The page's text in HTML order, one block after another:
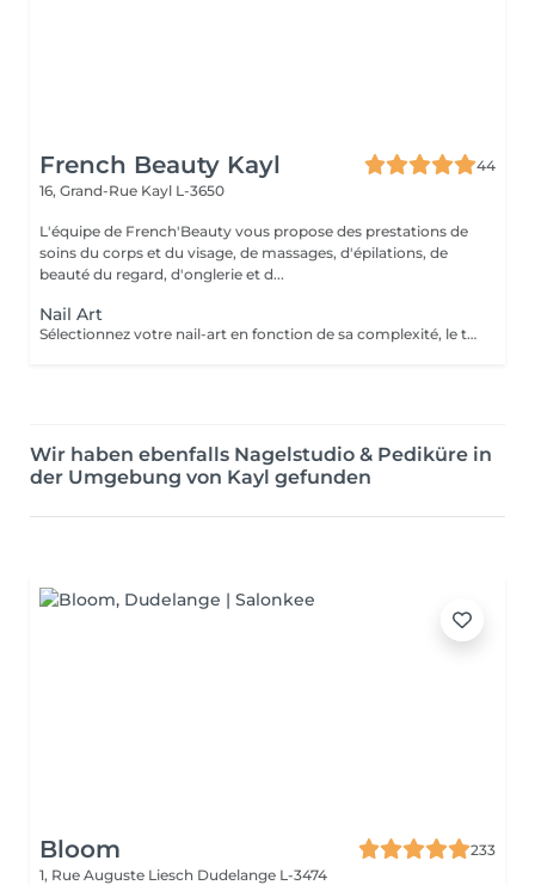
French Beauty Kayl
44
16, Grand-Rue Kayl L-3650
L'équipe de French'Beauty vous propose des prestations de
soins du corps et du visage, de massages, d'épilations, de
beauté du regard, d'onglerie et d...
Nail Art
Sélectionnez votre nail-art en fonction de sa complexité, le tout est d'avoir le temps de le réaliser. En cas de doutes n'hésitez pas à me contacter ou même envoyer une photo.
Wir haben ebenfalls Nagelstudio & Pediküre in
der Umgebung von Kayl gefunden
Bloom
233
1, Rue Auguste Liesch Dudelange L-3474